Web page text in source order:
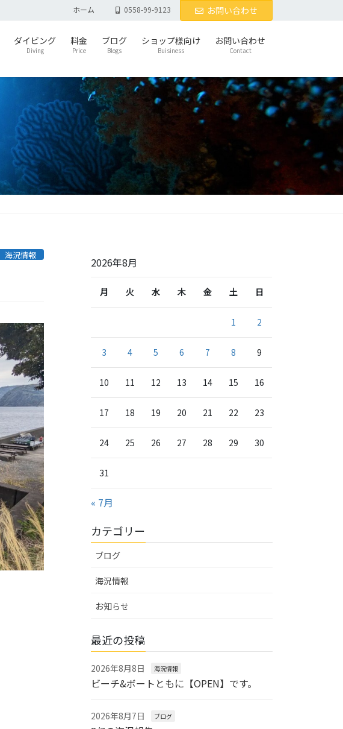
ホーム 0558-99-9123 お問い合わせ
ダイビング
Diving
料金
Price
ブログ
Blogs
ショップ様向け
Buisiness
お問い合わせ
Contact
海況情報
2026年8月
月 火 水 木 金 土 日
1 2
3 4 5 6 7 8 9
10 11 12 13 14 15 16
17 18 19 20 21 22 23
24 25 26 27 28 29 30
31
« 7月
カテゴリー
ブログ
海況情報
お知らせ
最近の投稿
2026年8月8日 海況情報
ビーチ&ボートともに【OPEN】です。
2026年8月7日 ブログ